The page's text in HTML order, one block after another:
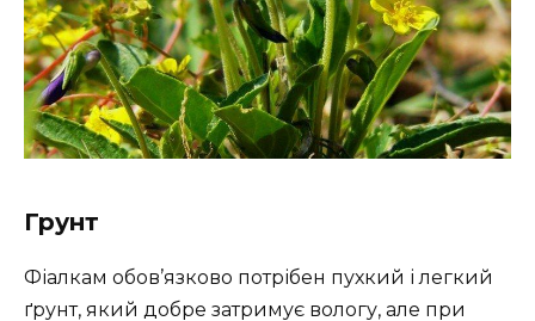
Грунт
Фіалкам обов’язково потрібен пухкий і легкий
ґрунт, який добре затримує вологу, але при